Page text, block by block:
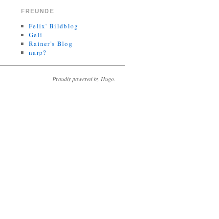
FREUNDE
Felix' Bildblog
Geli
Rainer's Blog
narp?
Proudly powered by Hugo.